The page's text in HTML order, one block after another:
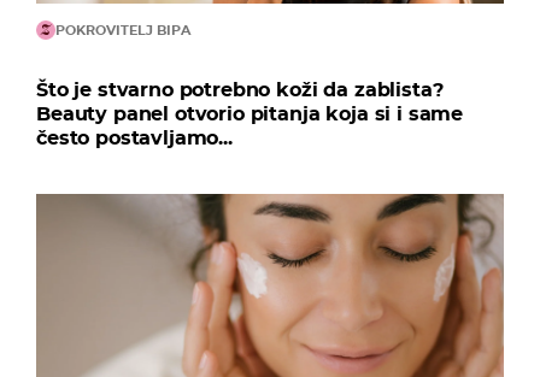
POKROVITELJ BIPA
Što je stvarno potrebno koži da zablista?
Beauty panel otvorio pitanja koja si i same
često postavljamo...